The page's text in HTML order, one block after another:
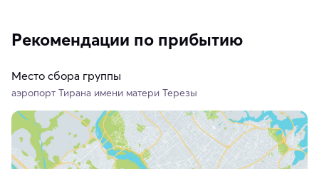
Рекомендации по прибытию
Место сбора группы
аэропорт Тирана имени матери Терезы